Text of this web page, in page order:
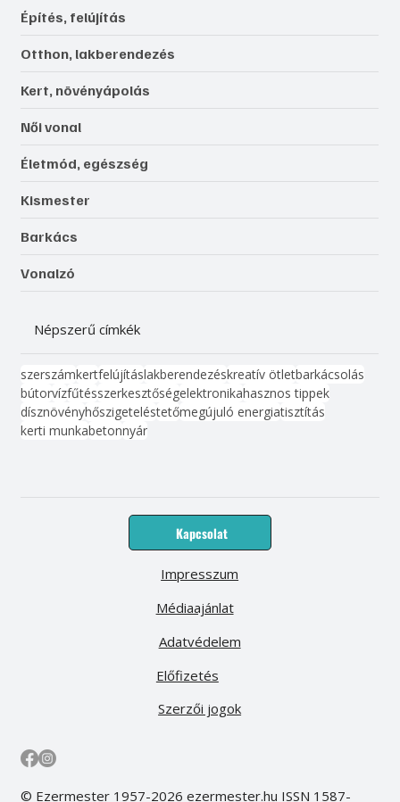
Építés, felújítás
Otthon, lakberendezés
Kert, növényápolás
Női vonal
Életmód, egészség
Kismester
Barkács
Vonalzó
Népszerű címkék
szerszámkertfelújításlakberendezéskreatív ötletbarkácsolás
bútorvízfűtésszerkesztőségelektronikahasznos tippek
dísznövényhőszigeteléstetőmegújuló energiatisztítás
kerti munkabetonnyár
Kapcsolat
Médiaajánlat
Előfizetés
Impresszum
Adatvédelem
Szerzői jogok
© Ezermester 1957-2026 ezermester.hu ISSN 1587-